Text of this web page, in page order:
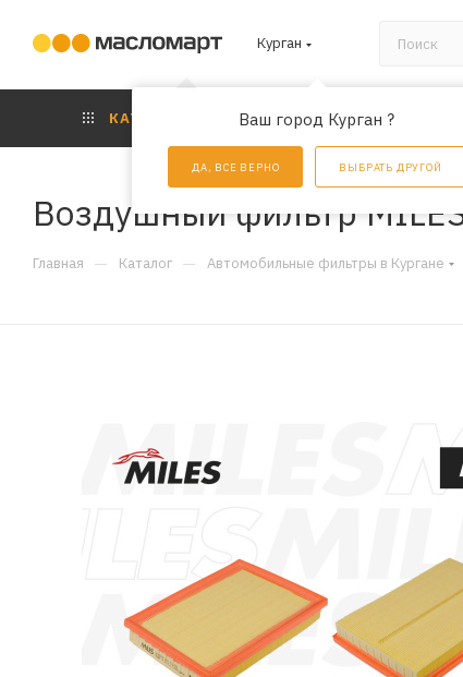
Курган
Ваш город Курган ?
ДА, ВСЕ ВЕРНО ВЫБРАТЬ ДРУГОЙ
КАТАЛОГ АКЦИИ
Воздушный фильтр
Главная — Каталог — Автомобильные фильтры в Кургане